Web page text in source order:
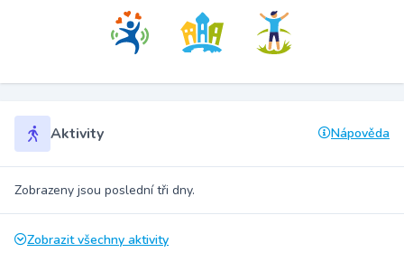
Aktivity Nápověda
Zobrazeny jsou poslední tři dny.
Zobrazit všechny aktivity